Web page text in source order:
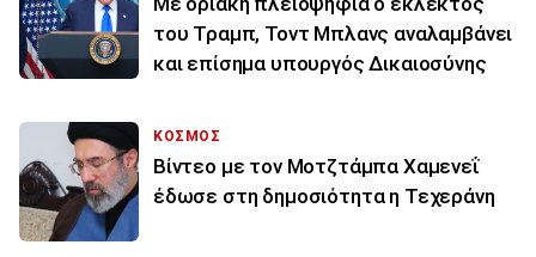
του Τραμπ, Τοντ Μπλανς αναλαμβάνει
και επίσημα υπουργός Δικαιοσύνης
ΚΟΣΜΟΣ
Βίντεο με τον Μοτζτάμπα Χαμενεΐ
έδωσε στη δημοσιότητα η Τεχεράνη